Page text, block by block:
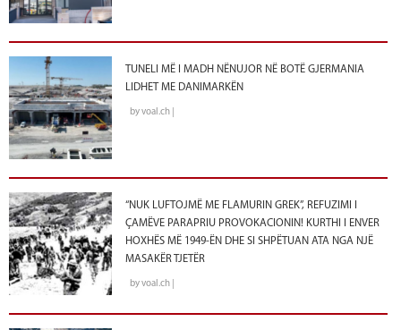
TUNELI MË I MADH NËNUJOR NË BOTË GJERMANIA
LIDHET ME DANIMARKËN
by voal.ch |
“NUK LUFTOJMË ME FLAMURIN GREK”, REFUZIMI I
ÇAMËVE PARAPRIU PROVOKACIONIN! KURTHI I ENVER
HOXHËS MË 1949-ËN DHE SI SHPËTUAN ATA NGA NJË
MASAKËR TJETËR
by voal.ch |